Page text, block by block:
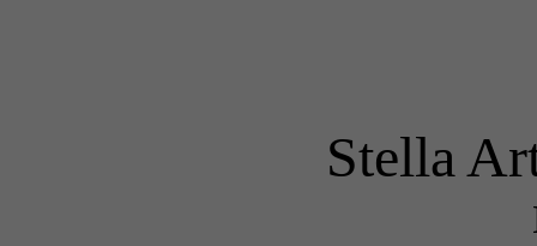
Stella